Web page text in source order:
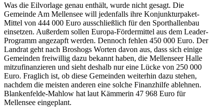
Was die Eilvorlage genau enthält, wurde nicht gesagt. Die
Gemeinde Am Mellensee will jedenfalls ihre Konjunkturpaket-
Mittel von 444 000 Euro ausschließlich für den Sporthallenbau
einsetzen. Außerdem sollen Europa-Fördermittel aus dem Leader-
Programm angezapft werden. Dennoch fehlen 450 000 Euro. Der
Landrat geht nach Broshogs Worten davon aus, dass sich einige
Gemeinden freiwillig dazu bekannt haben, die Mellenseer Halle
mitzufinanzieren und sieht deshalb nur eine Lücke von 250 000
Euro. Fraglich ist, ob diese Gemeinden weiterhin dazu stehen,
nachdem die meisten anderen eine solche Finanzhilfe ablehnen.
Blankenfelde-Mahlow hat laut Kämmerin 47 968 Euro für
Mellensee eingeplant.